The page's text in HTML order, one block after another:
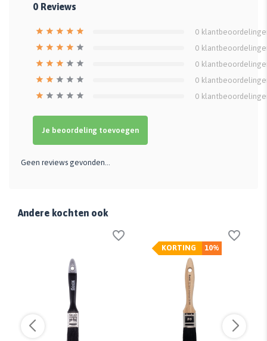
0 Reviews
0
0
0
0
0
Je beoordeling toevoegen
Geen reviews gevonden...
Andere kochten ook
10%
KORTING